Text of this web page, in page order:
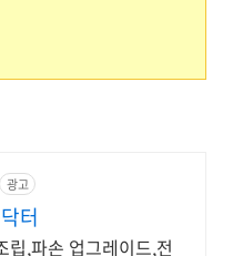
광고
터
립,파손 업그레이드,전